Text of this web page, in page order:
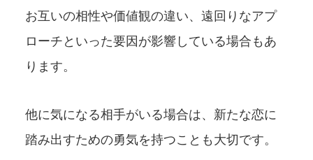
お互いの相性や価値観の違い、遠回りなアプ
ローチといった要因が影響している場合もあ
ります。
他に気になる相手がいる場合は、新たな恋に
踏み出すための勇気を持つことも大切です。